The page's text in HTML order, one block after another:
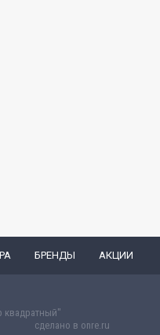
БРЕНДЫ АКЦИИ
квадратный"
сделано в onre.ru